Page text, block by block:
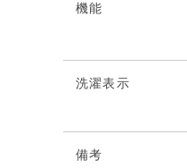
機能
洗濯表示
備考